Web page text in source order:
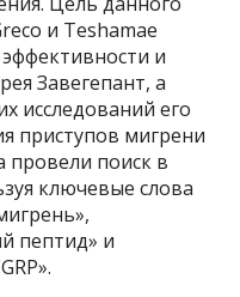
и Teshamae
и
Завегепант, а
исследований его
приступов мигрени
провели поиск в
ключевые слова
пептид» и